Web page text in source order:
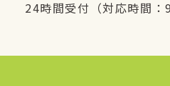
24時間受付（対応時間：